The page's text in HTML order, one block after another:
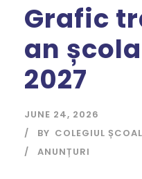
Grafic
an
2027
JUNE 24, 2026
BY COLEGIUL
ANUNȚURI